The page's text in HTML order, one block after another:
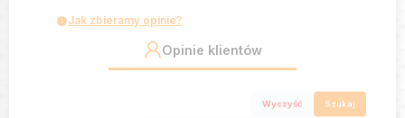
Jak zbieramy opinie?
Opinie klientów
Wyczyść Szukaj